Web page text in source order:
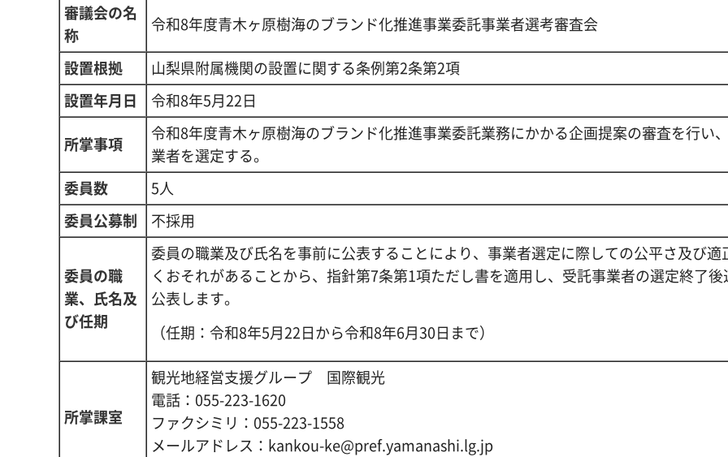
審議会の名
称
令和8年度青木ヶ原樹海のブランド化推進事業委託事業者選考審査会
設置根拠
山梨県附属機関の設置に関する条例第2条第2項
設置年月日
令和8年5月22日
所掌事項
令和8年度青木ヶ原樹海のブランド化推進事業委託業務にかかる企画提案の審査を行い
業者を選定する。
委員数
5人
委員公募制
不採用
委員の職
業、氏名及
び任期
委員の職業及び氏名を事前に公表することにより、事業者選定に際しての公平さ及び適
くおそれがあることから、指針第7条第1項ただし書を適用し、受託事業者の選定終了
公表します。
（任期：令和8年5月22日から令和8年6月30日まで）
所掌課室
観光地経営支援グループ 国際観光
電話：055-223-1620
ファクシミリ：055-223-1558
メールアドレス：kankou-ke@pref.yamanashi.lg.jp